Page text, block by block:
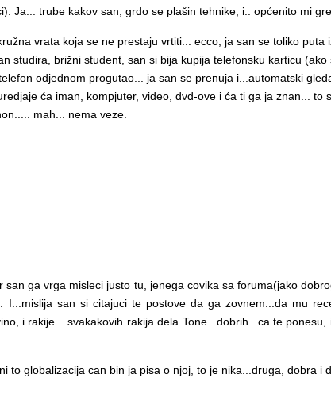
Ja... trube kakov san, grdo se plašin tehnike, i.. općenito mi
vrata koja se ne prestaju vrtiti... ecco, ja san se toliko
studira, brižni student, san si bija kupija telefonsku karticu
odjednom progutao... ja san se prenuja i...automatski
ća iman, kompjuter, video, dvd-ove i ća ti ga ja znan... to
mah... nema veze.
ga vrga misleci justo tu, jenega covika sa foruma(jako
I...mislija san si citajuci te postove da ga zovnem...da mu
i rakije....svakakovih rakija dela Tone...dobrih...ca te
to globalizacija can bin ja pisa o njoj, to je nika...druga, dobra i